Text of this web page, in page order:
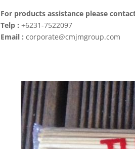
For products assistance please
Telp :+6231-7522097
Email : corporate@cmjmgroup.com